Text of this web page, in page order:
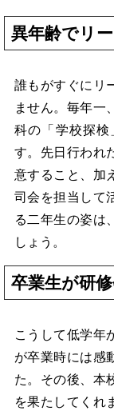
異年齢でリ
誰もがすぐにリ
ません。毎年一
科の「学校探検
す。先日行われ
意すること、加
司会を担当して
る二年生の姿は
しょう。
卒業生が研
こうして低学年
が卒業時には感
た。その後、本
を果たしてくれ